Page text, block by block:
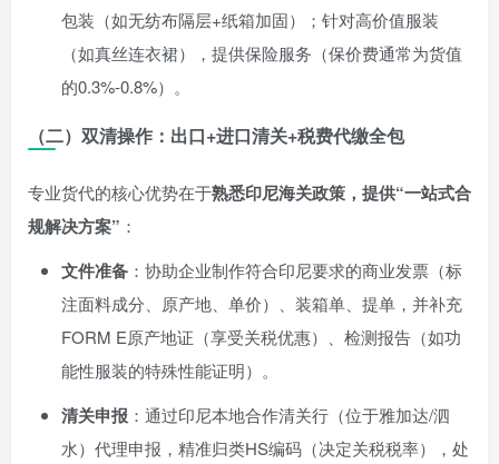
包装（如无纺布隔层+纸箱加固）；针对高价值服装
（如真丝连衣裙），提供保险服务（保价费通常为货值
的0.3%-0.8%）。
（二）双清操作：出口+进口清关+税费代缴全包
专业货代的核心优势在于熟悉印尼海关政策，提供“一站式合
规解决方案” ：
文件准备 ：协助企业制作符合印尼要求的商业发票（标
注面料成分、原产地、单价）、装箱单、提单，并补充
FORM E原产地证（享受关税优惠）、检测报告（如功
能性服装的特殊性能证明）。
清关申报 ：通过印尼本地合作清关行（位于雅加达/泗
水）代理申报，精准归类HS编码（决定关税税率），处